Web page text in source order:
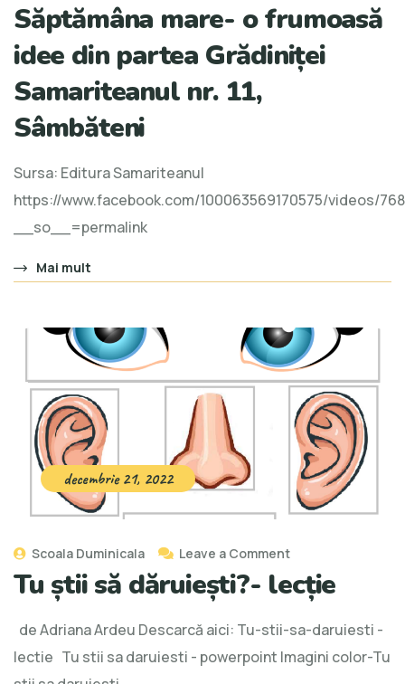
Săptămâna mare- o frumoasă
idee din partea Grădiniței
Samariteanul nr. 11,
Sâmbăteni
Sursa: Editura Samariteanul
https://www.facebook.com/100063569170575/videos/
__so__=permalink
Mai mult
decembrie 21, 2022
Scoala Duminicala Leave a Comment
Tu știi să dăruiești?- lecție
de Adriana Ardeu Descarcă aici: Tu-stii-sa-daruiesti -
lectie Tu stii sa daruiesti - powerpoint Imagini color-Tu